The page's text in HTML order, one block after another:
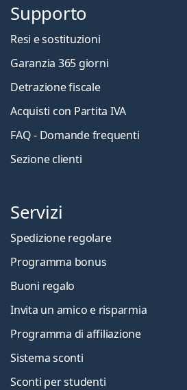
Supporto
Resi e sostituzioni
Garanzia 365 giorni
Detrazione fiscale
Acquisti con Partita IVA
FAQ - Domande frequenti
Sezione clienti
Servizi
Spedizione regolare
Programma bonus
Buoni regalo
Invita un amico e risparmia
Programma di affiliazione
Sistema sconti
Sconti per studenti